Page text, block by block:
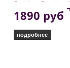
Speakon-Speakon,
1890 руб
подробнее